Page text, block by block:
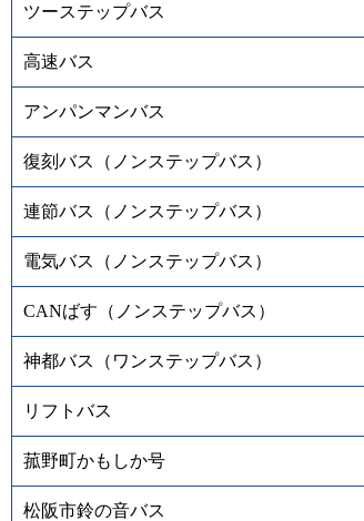
ツーステップバス
高速バス
アンパンマンバス
復刻バス（ノンステップバス）
連節バス（ノンステップバス）
電気バス（ノンステップバス）
CANばす（ノンステップバス）
神都バス（ワンステップバス）
リフトバス
菰野町かもしか号
松阪市鈴の音バス